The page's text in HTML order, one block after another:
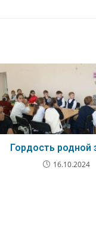
Гордость родной
16.10.2024